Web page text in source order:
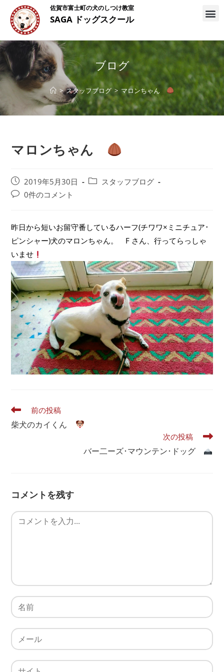
佐賀市富士町の犬のしつけ教室
SAGA ドッグスクール
ブログ
> スタッフブログ > マロンちゃん
マロンちゃん
2019年5月30日
スタッフブログ
0件のコメント
昨日から短いお留守番しているハーフ(チワワ×ミニチュア･
ピンシャー)犬のマロンちゃん。 F さん、行ってらっしゃ
いませ
前の投稿
柴犬のカイくん
次の投稿
バー二ーズ･マウンテン･ドッグ
コメントを残す